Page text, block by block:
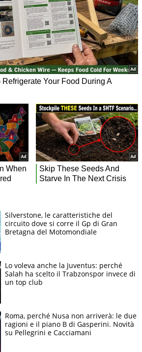
Silverstone, le caratteristiche del
circuito dove si corre il Gp di Gran
Bretagna del Motomondiale
Lo voleva anche la Juventus: perché
Salah ha scelto il Trabzonspor invece di
un top club
Roma, perché Nusa non arriverà: le due
ragioni e il piano B di Gasperini. Novità
su Pellegrini e Cacciamani